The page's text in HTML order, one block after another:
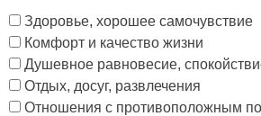
Здоровье, хорошее самочувствие
Комфорт и качество жизни
Душевное равновесие,
Отдых, досуг, развлечения
Отношения с противоположным